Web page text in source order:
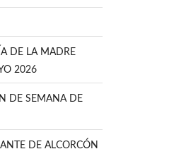
DE LA MADRE
2026
DE SEMANA DE
DE ALCORCÓN